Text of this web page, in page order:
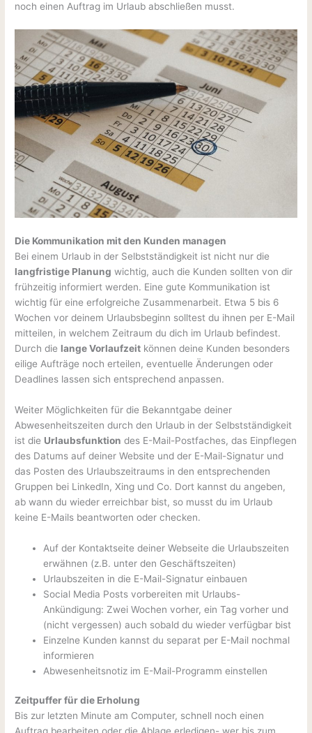
noch einen Auftrag im Urlaub abschließen musst.
Die Kommunikation mit den Kunden managen
Bei einem Urlaub in der Selbstständigkeit ist nicht nur die
langfristige Planung wichtig, auch die Kunden sollten von dir
frühzeitig informiert werden. Eine gute Kommunikation ist
wichtig für eine erfolgreiche Zusammenarbeit. Etwa 5 bis 6
Wochen vor deinem Urlaubsbeginn solltest du ihnen per E-Mail
mitteilen, in welchem Zeitraum du dich im Urlaub befindest.
Durch die lange Vorlaufzeit können deine Kunden besonders
eilige Aufträge noch erteilen, eventuelle Änderungen oder
Deadlines lassen sich entsprechend anpassen.
Weiter Möglichkeiten für die Bekanntgabe deiner
Abwesenheitszeiten durch den Urlaub in der Selbstständigkeit
ist die Urlaubsfunktion des E-Mail-Postfaches, das Einpflegen
des Datums auf deiner Website und der E-Mail-Signatur und
das Posten des Urlaubszeitraums in den entsprechenden
Gruppen bei LinkedIn, Xing und Co. Dort kannst du angeben,
ab wann du wieder erreichbar bist, so musst du im Urlaub
keine E-Mails beantworten oder checken.
Auf der Kontaktseite deiner Webseite die Urlaubszeiten
erwähnen (z.B. unter den Geschäftszeiten)
Urlaubszeiten in die E-Mail-Signatur einbauen
Social Media Posts vorbereiten mit Urlaubs-
Ankündigung: Zwei Wochen vorher, ein Tag vorher und
(nicht vergessen) auch sobald du wieder verfügbar bist
Einzelne Kunden kannst du separat per E-Mail nochmal
informieren
Abwesenheitsnotiz im E-Mail-Programm einstellen
Zeitpuffer für die Erholung
Bis zur letzten Minute am Computer, schnell noch einen